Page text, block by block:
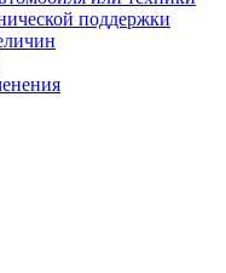
поддержки